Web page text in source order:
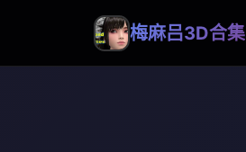
梅麻吕3D合集